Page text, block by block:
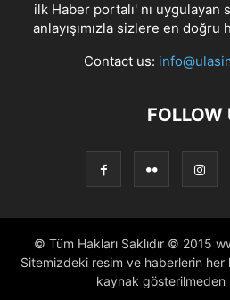
ilk Haber portalı' nı
anlayışımızla sizlere en doğru
Contact us:
FOLLOW
© Tüm Hakları Saklıdır © 2015
Sitemizdeki resim ve haberlerin her
kaynak gösterilmeden